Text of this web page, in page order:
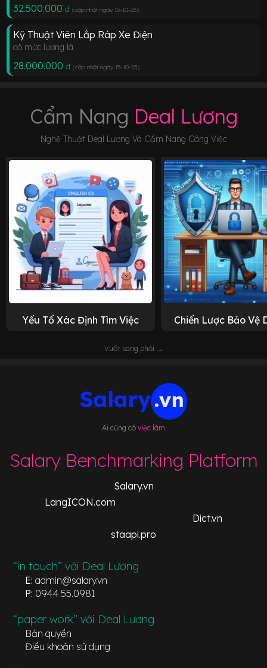
32.500.000 đ (cập nhật ngày 15-10-23)
Kỹ Thuật Viên Lắp Ráp Xe Điện
có mức lương là
28.000.000 đ (cập nhật ngày 15-10-23)
Cẩm Nang Deal Lương
Nghệ Thuật Deal Lương Và Cẩm Nang Công Việc
Yếu Tố Xác Định Tìm Việc Chiến Lược Bảo Vệ
Vuốt sang phải →
Ai cũng có việc làm
Salary Benchmarking Platform
Salary.vn
LangICON.com
Dict.vn
staapi.pro
“in touch” với Deal Lương
E: admin@salary.vn
P: 0944.55.0981
“paper work” với Deal Lương
Bản quyền
Điều khoản sử dụng